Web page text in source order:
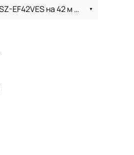
Mitsubishi Electric MSZ-EF42VES на 42 м серебристый